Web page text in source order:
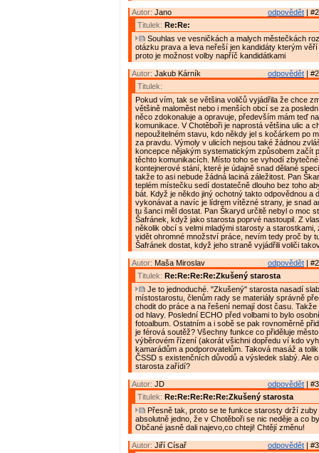
odpovědět |
Autor: Jano
Titulek: Re:Re:
Souhlas ve vesničkách a malych městečkách
otázku prava a leva neřeší jen kandidáty kterým
proto je možnost volby napříč kandidátkami
odpovědět |
Autor: Jakub Kárník
Titulek:
Pokud vím, tak se většina voličů vyjádřila že chce
většině maloměst nebo i menších obcí se za
něco zdokonaluje a opravuje, především mám teď
komunikace. V Chotěboři je naprostá většina ulic a
nepoužitelném stavu, kdo někdy jel s kočárkem po
za pravdu. Výmoly v ulicích nejsou také žádnou
koncepce nějakým systematickým způsobem začít
těchto komunikacích. Místo toho se vyhodí
kontejnerové stání, které je údajně snad dělané
takže to asi nebude žádná laciná záležitost. Pan
teplém místečku sedí dostatečně dlouho bez toho
bát. Když je někdo jiný ochotný takto odpovědnou a
vykonávat a navíc je lídrem vítězné strany, je snad
tu šanci měl dostat. Pan Škaryd určitě nebyl o moc
Šafránek, když jako starosta poprvé nastoupil. Z
několik obcí s velmi mladými starosty a starostkami,
vidět ohromné množství práce, nevím tedy proč by
Šafránek dostat, když jeho straně vyjádřili voliči
odpovědět |
Autor: Maša Miroslav
Titulek: Re:Re:Re:Re:Zkušený starosta
Je to jednoduché. "Zkušený" starosta nasadí
místostarostu, členům rady se materiály správně
chodit do práce a na řešení nemají dost času.
od hlavy. Poslední ECHO před volbami to bylo
fotoalbum. Ostatním a i sobě se pak rovnoměrně
je férová soutěž? Všechny funkce co přiděluje
výběrovém řízení (akorát všichni dopředu ví kdo
kamarádům a podporovatelům. Taková masáž a
ČSSD s existenčních důvodů a výsledek slabý. Ale
starosta zařídí?
odpovědět |
Autor: JD
Titulek: Re:Re:Re:Re:Re:Zkušený starosta
Přesně tak, proto se te funkce starosty drží zuby
absolutně jedno, že v Chotěboři se nic neděje a co
Občané jasně dali najevo,co chteji! Chtějí změnu!
odpovědět |
Autor: Jiří Císař